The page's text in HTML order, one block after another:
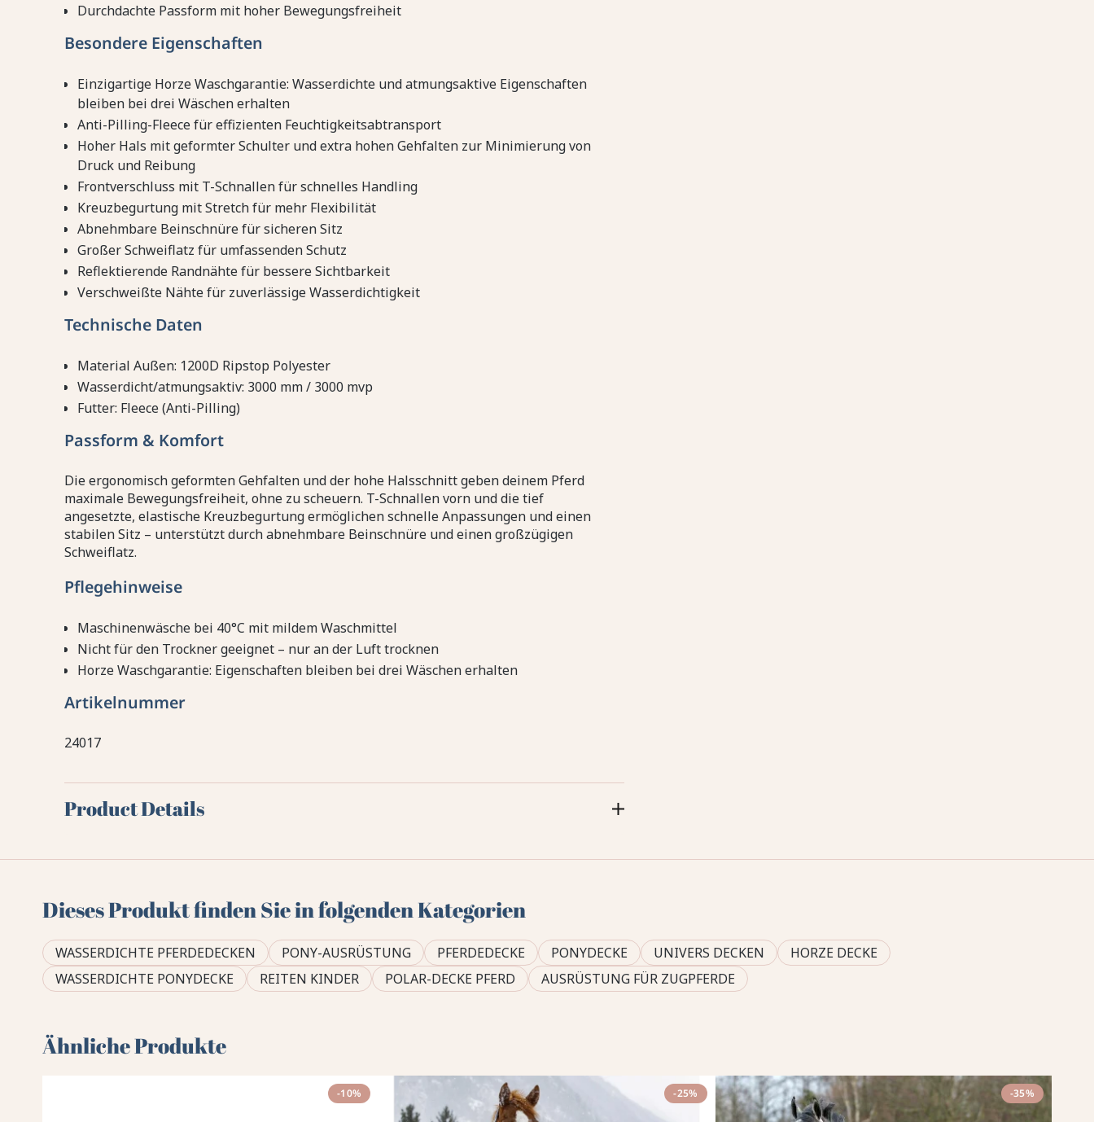
Durchdachte Passform mit hoher Bewegungsfreiheit
Besondere Eigenschaften
Einzigartige Horze Waschgarantie: Wasserdichte und atmungsaktive Eigenschaften
bleiben bei drei Wäschen erhalten
Anti-Pilling-Fleece für effizienten Feuchtigkeitsabtransport
Hoher Hals mit geformter Schulter und extra hohen Gehfalten zur Minimierung von
Druck und Reibung
Frontverschluss mit T-Schnallen für schnelles Handling
Kreuzbegurtung mit Stretch für mehr Flexibilität
Abnehmbare Beinschnüre für sicheren Sitz
Großer Schweiflatz für umfassenden Schutz
Reflektierende Randnähte für bessere Sichtbarkeit
Verschweißte Nähte für zuverlässige Wasserdichtigkeit
Technische Daten
Material Außen: 1200D Ripstop Polyester
Wasserdicht/atmungsaktiv: 3000 mm / 3000 mvp
Futter: Fleece (Anti-Pilling)
Passform & Komfort
Die ergonomisch geformten Gehfalten und der hohe Halsschnitt geben deinem Pferd
maximale Bewegungsfreiheit, ohne zu scheuern. T-Schnallen vorn und die tief
angesetzte, elastische Kreuzbegurtung ermöglichen schnelle Anpassungen und einen
stabilen Sitz – unterstützt durch abnehmbare Beinschnüre und einen großzügigen
Schweiflatz.
Pflegehinweise
Maschinenwäsche bei 40°C mit mildem Waschmittel
Nicht für den Trockner geeignet – nur an der Luft trocknen
Horze Waschgarantie: Eigenschaften bleiben bei drei Wäschen erhalten
Artikelnummer
24017
Product Details
Dieses Produkt finden Sie in folgenden Kategorien
WASSERDICHTE PFERDEDECKEN PONY-AUSRÜSTUNG PFERDEDECKE PONYDECKE UNIVERS DECKEN
HORZE DECKE
WASSERDICHTE PONYDECKE
REITEN KINDER POLAR-DECKE PFERD AUSRÜSTUNG FÜR ZUGPFERDE
Ähnliche Produkte
-10% -25% -35%